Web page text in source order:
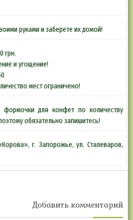
руками и заберете их домой!
грн.
и угощение!
мест ограничено!
для конфет по количеству
обязательно запишитесь!
г. Запорожье, ул. Сталеваров,
Добавить комментарий